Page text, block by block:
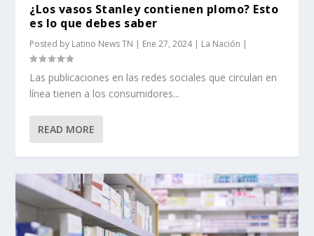
¿Los vasos Stanley contienen plomo? Esto
es lo que debes saber
Posted by Latino News TN | Ene 27, 2024| La Nación |
Las publicaciones en las redes sociales que circulan en
línea tienen a los consumidores...
READ MORE